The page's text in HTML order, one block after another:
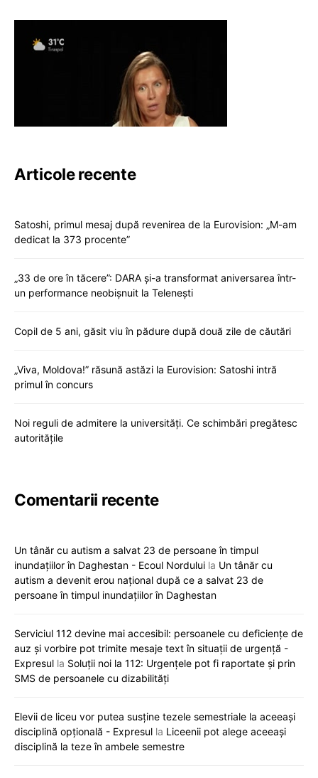
Articole recente
Satoshi, primul mesaj după revenirea de la Eurovision: „M-am
dedicat la 373 procente”
„33 de ore în tăcere”: DARA și-a transformat aniversarea într-
un performance neobișnuit la Telenești
Copil de 5 ani, găsit viu în pădure după două zile de căutări
„Viva, Moldova!” răsună astăzi la Eurovision: Satoshi intră
primul în concurs
Noi reguli de admitere la universități. Ce schimbări pregătesc
autoritățile
Comentarii recente
Un tânăr cu autism a salvat 23 de persoane în timpul
inundațiilor în Daghestan - Ecoul Nordului la Un tânăr cu
autism a devenit erou național după ce a salvat 23 de
persoane în timpul inundațiilor în Daghestan
Serviciul 112 devine mai accesibil: persoanele cu deficiențe de
auz și vorbire pot trimite mesaje text în situații de urgență -
Expresul la Soluții noi la 112: Urgențele pot fi raportate și prin
SMS de persoanele cu dizabilități
Elevii de liceu vor putea susține tezele semestriale la aceeași
disciplină opțională - Expresul la Liceenii pot alege aceeași
disciplină la teze în ambele semestre